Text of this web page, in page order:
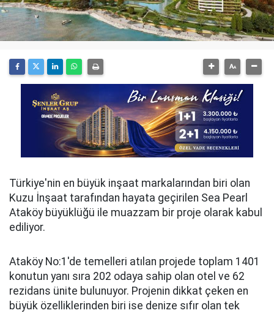
Türkiye'nin en büyük inşaat markalarından biri olan
Kuzu İnşaat tarafından hayata geçirilen Sea Pearl
Ataköy büyüklüğü ile muazzam bir proje olarak kabul
ediliyor.
Ataköy No:1'de temelleri atılan projede toplam 1401
konutun yanı sıra 202 odaya sahip olan otel ve 62
rezidans ünite bulunuyor. Projenin dikkat çeken en
büyük özelliklerinden biri ise denize sıfır olan tek